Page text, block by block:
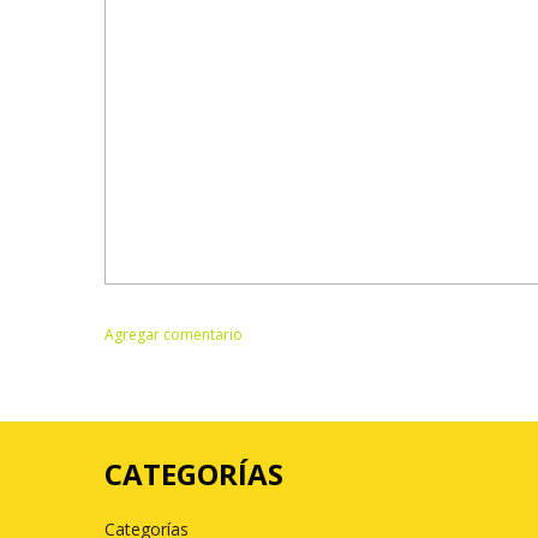
CATEGORÍAS
Categorías